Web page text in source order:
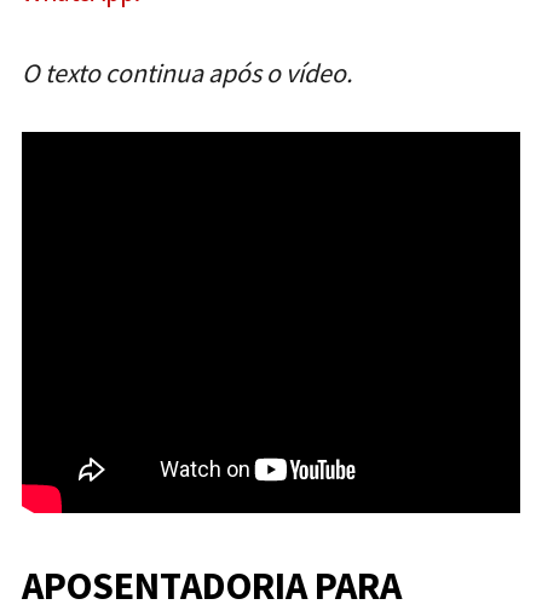
O texto continua após o vídeo.
APOSENTADORIA PARA